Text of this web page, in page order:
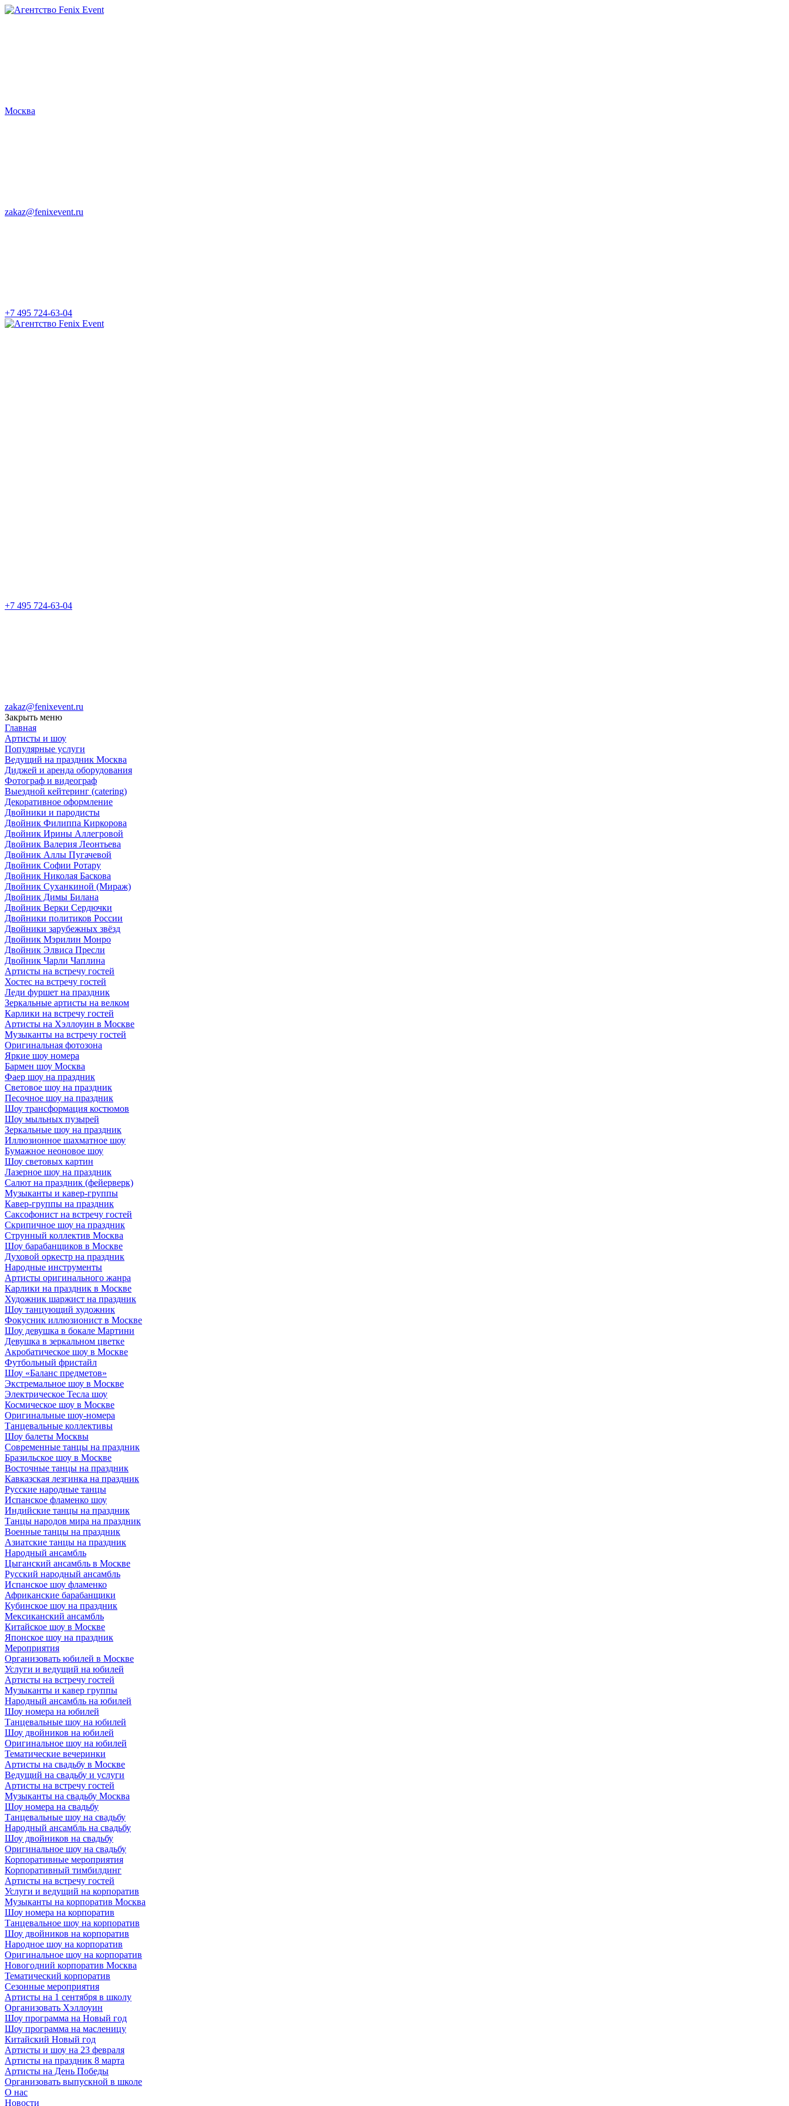
Агентство
Москва
zakaz@fenixevent.ru
+7 495 724-63-04
Агентство
+7 495 724-63-04
zakaz@fenixevent.ru
Закрыть меню
Главная
Артисты и шоу
Популярные услуги
Ведущий на праздник Москва
Диджей и аренда оборудования
Фотограф и видеограф
Выездной кейтеринг (catering)
Декоративное оформление
Двойники и пародисты
Двойник Филиппа Киркорова
Двойник Ирины Аллегровой
Двойник Валерия Леонтьева
Двойник Аллы Пугачевой
Двойник Софии Ротару
Двойник Николая Баскова
Двойник Суханкиной (Мираж)
Двойник Димы Билана
Двойник Верки Сердючки
Двойники политиков России
Двойники зарубежных звёзд
Двойник Мэрилин Монро
Двойник Элвиса Пресли
Двойник Чарли Чаплина
Артисты на встречу гостей
Хостес на встречу гостей
Леди фуршет на праздник
Зеркальные артисты на велком
Карлики на встречу гостей
Артисты на Хэллоуин в Москве
Музыканты на встречу гостей
Оригинальная фотозона
Яркие шоу номера
Бармен шоу Москва
Фаер шоу на праздник
Световое шоу на праздник
Песочное шоу на праздник
Шоу трансформация костюмов
Шоу мыльных пузырей
Зеркальные шоу на праздник
Иллюзионное шахматное шоу
Бумажное неоновое шоу
Шоу световых картин
Лазерное шоу на праздник
Салют на праздник (фейерверк)
Музыканты и кавер-группы
Кавер-группы на праздник
Саксофонист на встречу гостей
Скрипичное шоу на праздник
Струнный коллектив Москва
Шоу барабанщиков в Москве
Духовой оркестр на праздник
Народные инструменты
Артисты оригинального жанра
Карлики на праздник в Москве
Художник шаржист на праздник
Шоу танцующий художник
Фокусник иллюзионист в Москве
Шоу девушка в бокале Мартини
Девушка в зеркальном цветке
Акробатическое шоу в Москве
Футбольный фристайл
Шоу «Баланс предметов»
Экстремальное шоу в Москве
Электрическое Тесла шоу
Космическое шоу в Москве
Оригинальные шоу-номера
Танцевальные коллективы
Шоу балеты Москвы
Современные танцы на праздник
Бразильское шоу в Москве
Восточные танцы на праздник
Кавказская лезгинка на праздник
Русские народные танцы
Испанское фламенко шоу
Индийские танцы на праздник
Танцы народов мира на праздник
Военные танцы на праздник
Азиатские танцы на праздник
Народный ансамбль
Цыганский ансамбль в Москве
Русский народный ансамбль
Испанское шоу фламенко
Африканские барабанщики
Кубинское шоу на праздник
Мексиканский ансамбль
Китайское шоу в Москве
Японское шоу на праздник
Мероприятия
Организовать юбилей в Москве
Услуги и ведущий на юбилей
Артисты на встречу гостей
Музыканты и кавер группы
Народный ансамбль на юбилей
Шоу номера на юбилей
Танцевальные шоу на юбилей
Шоу двойников на юбилей
Оригинальное шоу на юбилей
Тематические вечеринки
Артисты на свадьбу в Москве
Ведущий на свадьбу и услуги
Артисты на встречу гостей
Музыканты на свадьбу Москва
Шоу номера на свадьбу
Танцевальные шоу на свадьбу
Народный ансамбль на свадьбу
Шоу двойников на свадьбу
Оригинальное шоу на свадьбу
Корпоративные мероприятия
Корпоративный тимбилдинг
Артисты на встречу гостей
Услуги и ведущий на корпоратив
Музыканты на корпоратив Москва
Шоу номера на корпоратив
Танцевальное шоу на корпоратив
Шоу двойников на корпоратив
Народное шоу на корпоратив
Оригинальное шоу на корпоратив
Новогодний корпоратив Москва
Тематический корпоратив
Сезонные мероприятия
Артисты на 1 сентября в школу
Организовать Хэллоуин
Шоу программа на Новый год
Шоу программа на масленицу
Китайский Новый год
Артисты и шоу на 23 февраля
Артисты на праздник 8 марта
Артисты на День Победы
Организовать выпускной в школе
О нас
Новости